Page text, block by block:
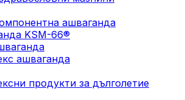
ашваганда
KSM-66®
ашваганда
продукти за дълголетие